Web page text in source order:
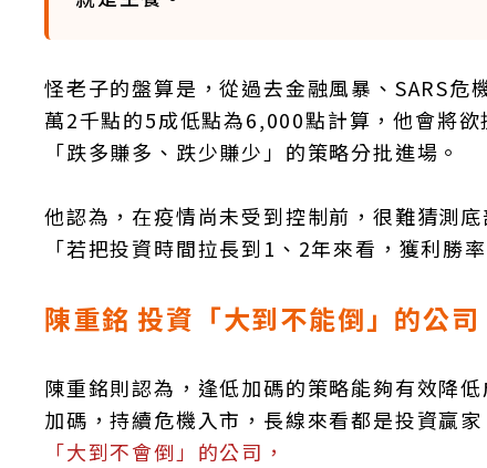
怪老子的盤算是，從過去金融風暴、SARS
萬2千點的5成低點為6,000點計算，他會將
「跌多賺多、跌少賺少」的策略分批進場。
他認為，在疫情尚未受到控制前，很難猜測
「若把投資時間拉長到1、2年來看，獲利勝
陳重銘 投資「大到不能倒」的公司
陳重銘則認為，逢低加碼的策略能夠有效降
加碼，持續危機入市，長線來看都是投資贏
「大到不會倒」的公司，